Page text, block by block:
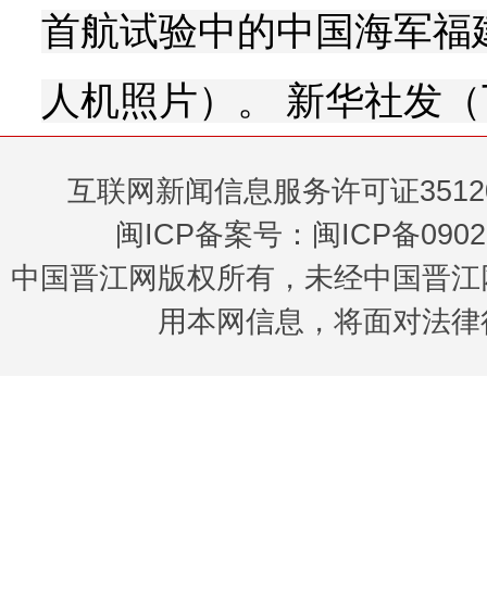
首航试验中的中国海军福
人机照片）。 新华社发
互联网新闻信息服务许可证
闽ICP备案号：闽ICP备
中国晋江网版权所有，未经中国晋
用本网信息，将面对法